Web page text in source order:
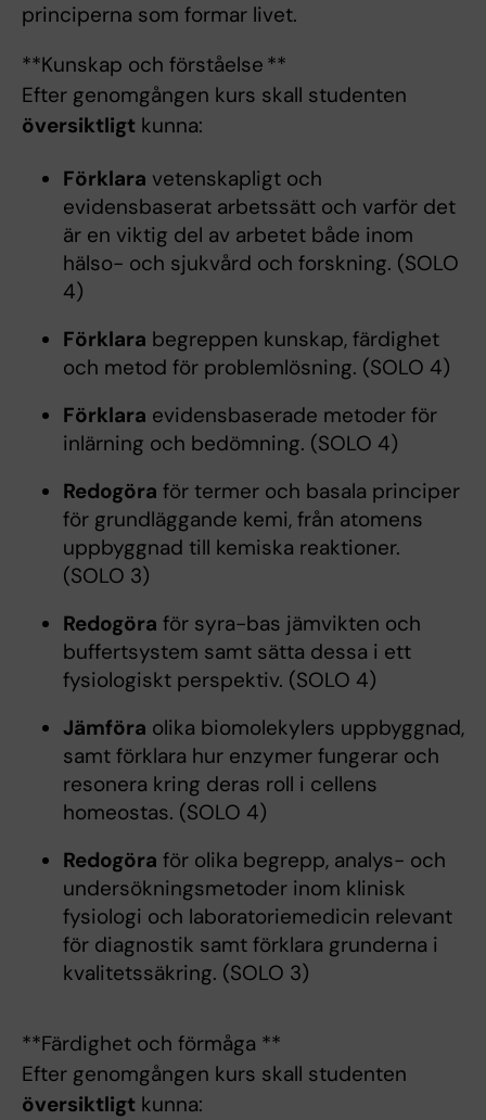
principerna som formar livet.
**Kunskap och förståelse **
Efter genomgången kurs skall studenten
översiktligt kunna:
Förklara vetenskapligt och
evidensbaserat arbetssätt och varför det
är en viktig del av arbetet både inom
hälso- och sjukvård och forskning. (SOLO
4)
Förklara begreppen kunskap, färdighet
och metod för problemlösning. (SOLO 4)
Förklara evidensbaserade metoder för
inlärning och bedömning. (SOLO 4)
Redogöra för termer och basala principer
för grundläggande kemi, från atomens
uppbyggnad till kemiska reaktioner.
(SOLO 3)
Redogöra för syra-bas jämvikten och
buffertsystem samt sätta dessa i ett
fysiologiskt perspektiv. (SOLO 4)
Jämföra olika biomolekylers uppbyggnad,
samt förklara hur enzymer fungerar och
resonera kring deras roll i cellens
homeostas. (SOLO 4)
Redogöra för olika begrepp, analys- och
undersökningsmetoder inom klinisk
fysiologi och laboratoriemedicin relevant
för diagnostik samt förklara grunderna i
kvalitetssäkring. (SOLO 3)
**Färdighet och förmåga **
Efter genomgången kurs skall studenten
översiktligt kunna: